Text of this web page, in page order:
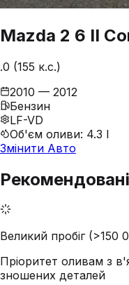
Mazda 2 6 II
.0 (155 к.с.)
2010 — 2012
Бензин
LF-VD
Об'єм оливи: 4.3 l
Змінити Авто
Великий пробіг (>150
Пріоритет оливам з
зношених деталей